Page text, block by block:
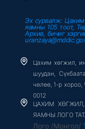
Эх сурвалж:
яамны 105 тоот,
Архив, бичиг
Цахим хөгжил,
шуудан,
чөлөө, 1-р хороо,
0012
ЦАХИМ
ЯАМНЫ ЛОГО
Лого /Монгол/